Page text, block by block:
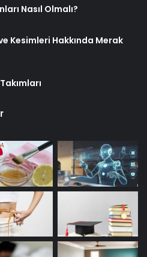
Nasıl Olmalı?
Kesimleri Hakkında Merak